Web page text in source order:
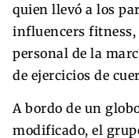
quien llevó a los
influencers fitness,
personal de la
de ejercicios de
A bordo de un
modificado, el